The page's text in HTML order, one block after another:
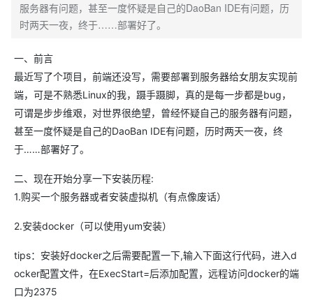
服务器有问题，甚至一度怀疑是自己的DaoBan IDE有问题，历
时两天一夜，终于……部署好了。
一、前言
最近写了个项目，前端还没写，需要部署到服务器给女朋友实现前
端，可是不熟悉Linux的我，蹑手蹑脚，真的是每一步都是bug，
可谓是步步维艰，对世界很绝望，曾经怀疑自己的服务器有问题，
甚至一度怀疑是自己的DaoBan IDE有问题，历时两天一夜，终
于……部署好了。
二、现在开始分享一下安装历程:
1.购买一个服务器或者安装虚拟机（有点像废话）
2.安装docker（可以使用yum安装）
tips：安装好docker之后需要配置一下,输入下面这行代码，进入d
ocker配置文件，在ExecStart=后添加配置，远程访问docker的端
口为2375